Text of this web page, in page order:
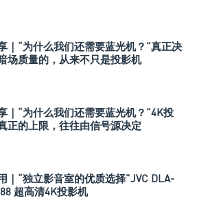
｜“为什么我们还需要蓝光机？”真正决
场质量的，从来不只是投影机
｜“为什么我们还需要蓝光机？”4K投
正的上限，往往由信号源决定
｜“独立影音室的优质选择”JVC DLA-
超高清4K投影机